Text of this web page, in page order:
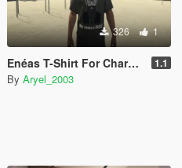
326 1
Enéas T-Shirt For Characters 1.1
By Aryel_2003